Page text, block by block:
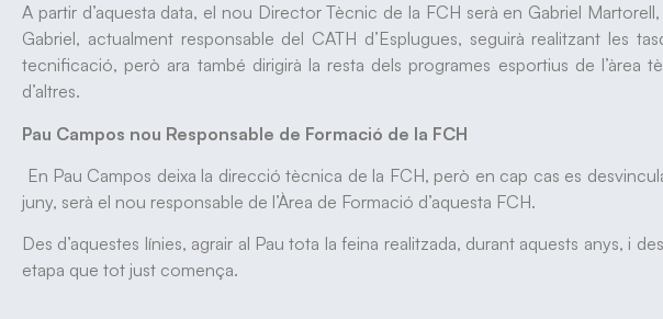
A partir d’aquesta data, el nou Director Tècnic de la FCH serà en Gabriel
Gabriel, actualment responsable del CATH d’Esplugues, seguirà realitzant les
tecnificació, però ara també dirigirà la resta dels programes esportius de l’àrea
d’altres.
Pau Campos nou Responsable de Formació de la FCH
En Pau Campos deixa la direcció tècnica de la FCH, però en cap cas es
juny, serà el nou responsable de l’Àrea de Formació d’aquesta FCH.
Des d’aquestes línies, agrair al Pau tota la feina realitzada, durant aquests anys, i
etapa que tot just comença.